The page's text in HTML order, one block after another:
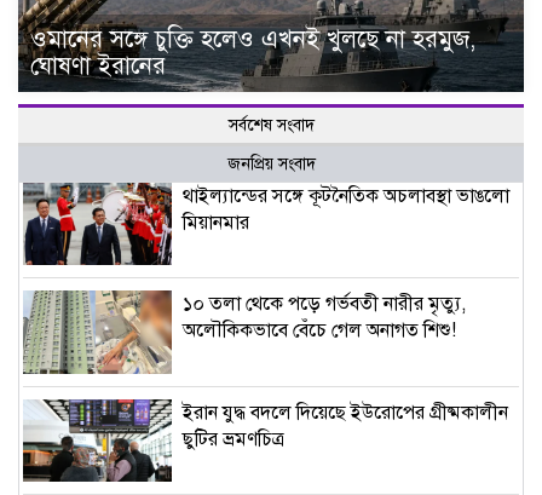
ওমানের সঙ্গে চুক্তি হলেও এখনই খুলছে না হরমুজ,
ঘোষণা ইরানের
সর্বশেষ সংবাদ
জনপ্রিয় সংবাদ
থাইল্যান্ডের সঙ্গে কূটনৈতিক অচলাবস্থা ভাঙলো
মিয়ানমার
১০ তলা থেকে পড়ে গর্ভবতী নারীর মৃত্যু,
অলৌকিকভাবে বেঁচে গেল অনাগত শিশু!
ইরান যুদ্ধ বদলে দিয়েছে ইউরোপের গ্রীষ্মকালীন
ছুটির ভ্রমণচিত্র